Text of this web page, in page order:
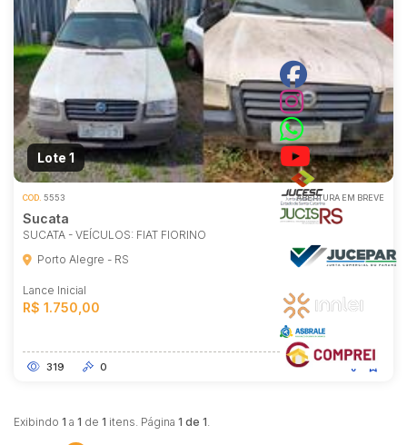
Lote 1
COD. 5553 ABERTURA EM BREVE
Sucata
SUCATA - VEÍCULOS: FIAT FIORINO
Porto Alegre - RS
Lance Inicial
R$ 1.750,00
319 0
Exibindo 1 a 1 de 1 itens. Página 1 de 1.